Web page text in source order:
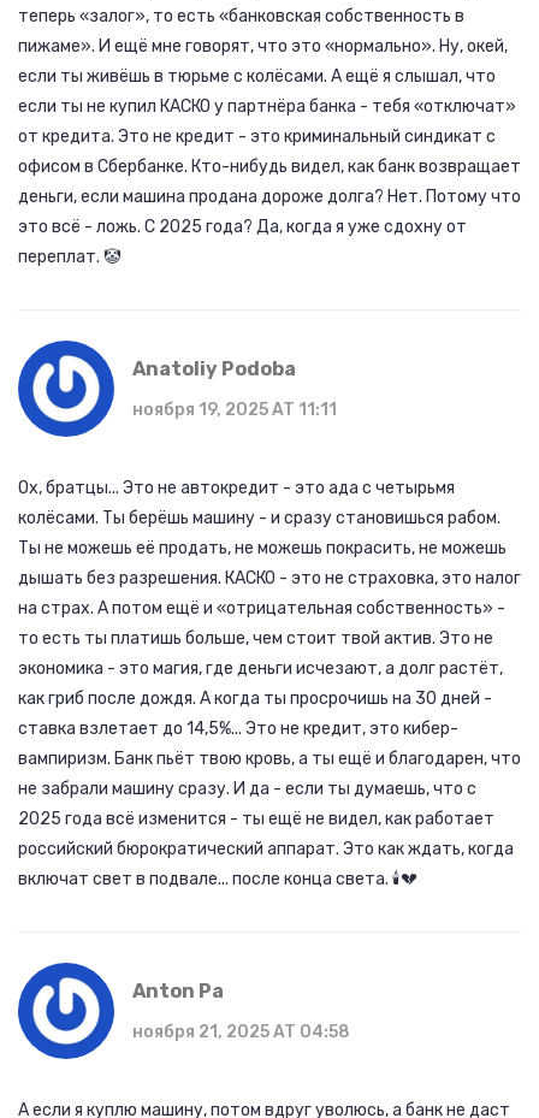
теперь «залог», то есть «банковская собственность в
пижаме». И ещё мне говорят, что это «нормально». Ну, окей,
если ты живёшь в тюрьме с колёсами. А ещё я слышал, что
если ты не купил КАСКО у партнёра банка - тебя «отключат»
от кредита. Это не кредит - это криминальный синдикат с
офисом в Сбербанке. Кто-нибудь видел, как банк возвращает
деньги, если машина продана дороже долга? Нет. Потому что
это всё - ложь. С 2025 года? Да, когда я уже сдохну от
переплат. 🤡
Anatoliy Podoba
ноября 19, 2025 AT 11:11
Ох, братцы... Это не автокредит - это ада с четырьмя
колёсами. Ты берёшь машину - и сразу становишься рабом.
Ты не можешь её продать, не можешь покрасить, не можешь
дышать без разрешения. КАСКО - это не страховка, это налог
на страх. А потом ещё и «отрицательная собственность» -
то есть ты платишь больше, чем стоит твой актив. Это не
экономика - это магия, где деньги исчезают, а долг растёт,
как гриб после дождя. А когда ты просрочишь на 30 дней -
ставка взлетает до 14,5%... Это не кредит, это кибер-
вампиризм. Банк пьёт твою кровь, а ты ещё и благодарен, что
не забрали машину сразу. И да - если ты думаешь, что с
2025 года всё изменится - ты ещё не видел, как работает
российский бюрократический аппарат. Это как ждать, когда
включат свет в подвале... после конца света. 🕯️💔
Anton Pa
ноября 21, 2025 AT 04:58
А если я куплю машину, потом вдруг уволюсь, а банк не даст